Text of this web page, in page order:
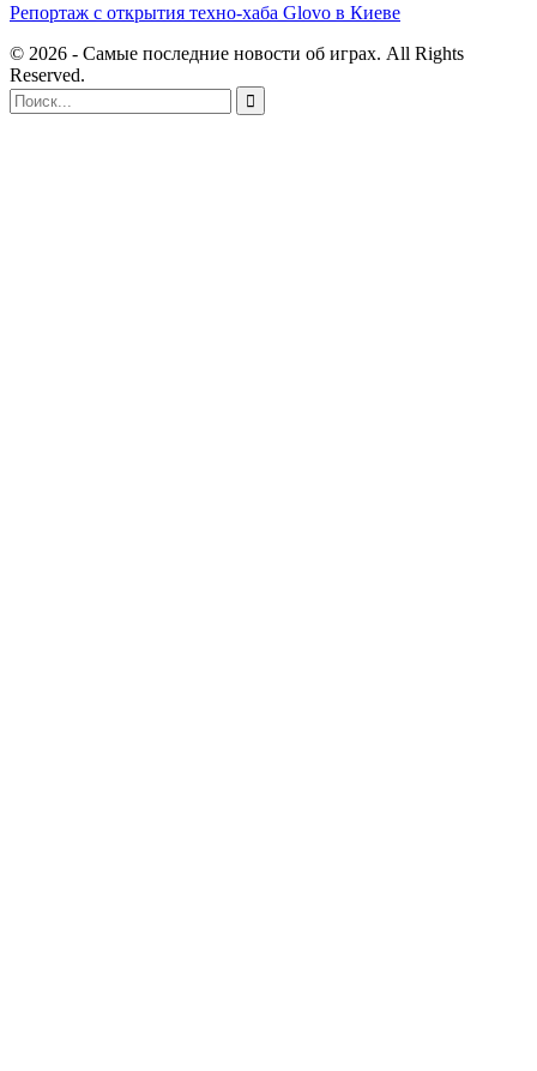
Репортаж с открытия техно-хаба Glovo в Киеве
© 2026 - Самые последние новости об играх. All Rights
Reserved.